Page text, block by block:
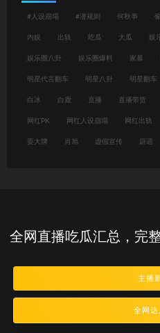
#人设崩塌 #潜规则 何秋亊
内娱 出轨 吃瓜 大瓜 娱
娱乐圈八卦 娱乐圈爆料 家暴
明星代言翻车 明星八卦 明星翻车
白冰 白鹿 直播 直播带货
网红PK 网红人设崩塌 网红出轨
耍大牌 肖旭 虚假宣传 辟谣
全网直播吃瓜汇总，完
主播
全网达